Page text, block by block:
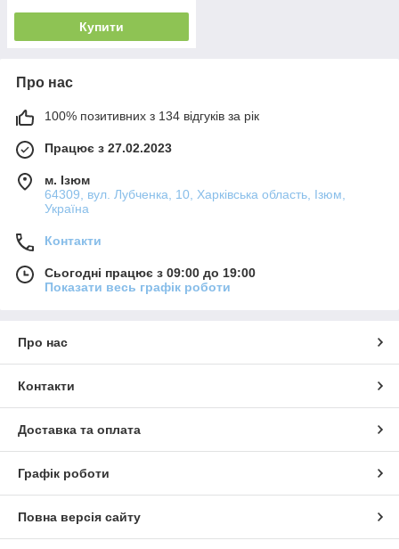
Купити
Про нас
100% позитивних з 134 відгуків за рік
Працює з 27.02.2023
м. Ізюм
64309, вул. Лубченка, 10, Харківська область, Ізюм,
Україна
Контакти
Сьогодні працює з 09:00 до 19:00
Показати весь графік роботи
Про нас
Контакти
Доставка та оплата
Графік роботи
Повна версія сайту